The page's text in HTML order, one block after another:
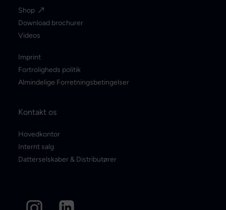
Shop
Download brochurer
Videos
Imprint
Fortroligheds politik
Almindelige Forretningsbetingelser
Kontakt os
Hovedkontor
Internt salg
Datterselskaber & Distributører